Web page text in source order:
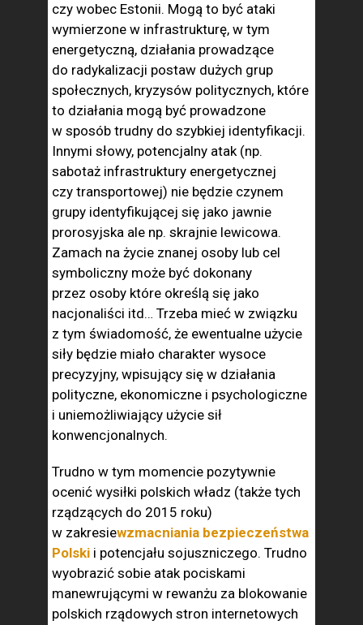
czy wobec Estonii. Mogą to być ataki
wymierzone w infrastrukturę, w tym
energetyczną, działania prowadzące
do radykalizacji postaw dużych grup
społecznych, kryzysów politycznych, które
to działania mogą być prowadzone
w sposób trudny do szybkiej identyfikacji.
Innymi słowy, potencjalny atak (np.
sabotaż infrastruktury energetycznej
czy transportowej) nie będzie czynem
grupy identyfikującej się jako jawnie
prorosyjska ale np. skrajnie lewicowa.
Zamach na życie znanej osoby lub cel
symboliczny może być dokonany
przez osoby które określą się jako
nacjonaliści itd… Trzeba mieć w związku
z tym świadomość, że ewentualne użycie
siły będzie miało charakter wysoce
precyzyjny, wpisujący się w działania
polityczne, ekonomiczne i psychologiczne
i uniemożliwiający użycie sił
konwencjonalnych.
Trudno w tym momencie pozytywnie
ocenić wysiłki polskich władz (także tych
rządzących do 2015 roku)
w zakresiewzmacniania bezpieczeństwa
Polski i potencjału sojuszniczego. Trudno
wyobrazić sobie atak pociskami
manewrującymi w rewanżu za blokowanie
polskich rządowych stron internetowych